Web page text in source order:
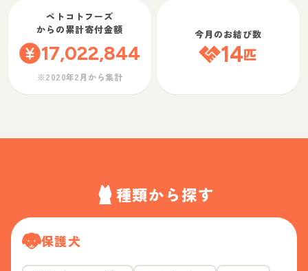
ペトコトフーズ
からの累計寄付金額
17,022,844
※2020年2月から集計
今月のお結び数
14匹
種類から探す
保護犬